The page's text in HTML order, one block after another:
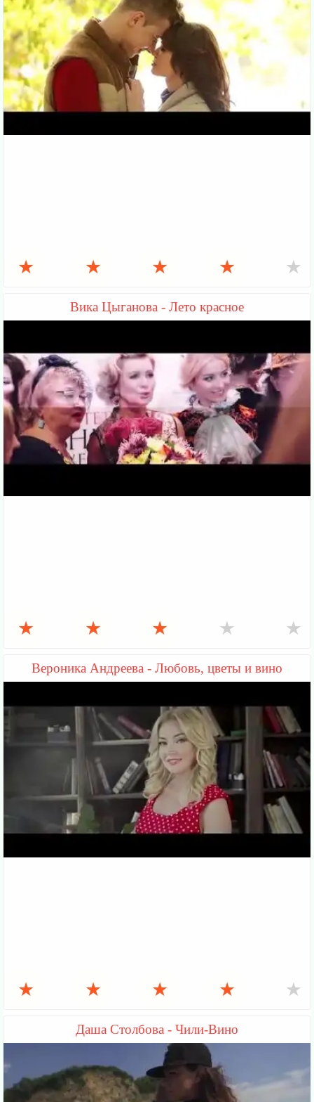
★ ★ ★ ★ ★
Вика Цыганова - Лето красное
★ ★ ★ ★ ★
Вероника Андреева - Любовь, цветы и вино
★ ★ ★ ★ ★
Даша Столбова - Чили-Вино